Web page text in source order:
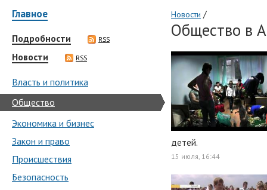
Главное
Подробности RSS
Новости RSS
Власть и политика
Общество
Экономика и бизнес
Закон и право
Происшествия
Безопасность
Новости /
Общество в
детей.
15 июля, 16:44